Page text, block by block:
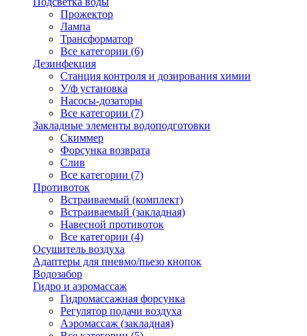
Прожектор
Лампа
Трансформатор
Все категории (6)
Дезинфекция
Станция контроля и дозирования химии
У/ф установка
Насосы-дозаторы
Все категории (7)
Закладные элементы водоподготовки
Скиммер
Форсунка возврата
Слив
Все категории (7)
Противоток
Встраиваемый (комплект)
Встраиваемый (закладная)
Навесной противоток
Все категории (4)
Осушитель воздуха
Адаптеры для пневмо/пьезо кнопок
Водозабор
Гидро и аэромассаж
Гидромассажная форсунка
Регулятор подачи воздуха
Аэромассаж (закладная)